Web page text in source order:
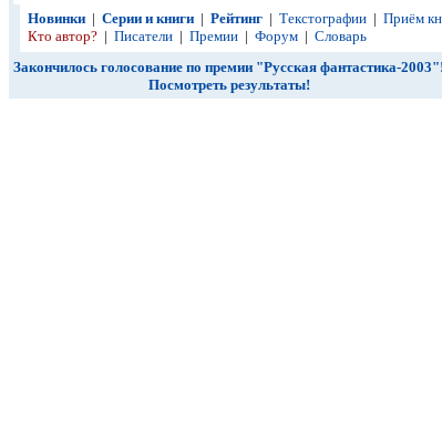
Новинки | Серии и книги | Рейтинг | Текстографии | Приём
Кто автор? | Писатели | Премии | Форум | Словарь
Закончилось голосование по премии "Русская фантастика-2003"!
Посмотреть результаты!